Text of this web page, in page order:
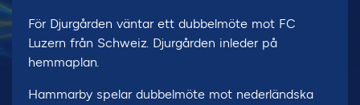
För Djurgården väntar ett dubbelmöte mot FC
Luzern från Schweiz. Djurgården inleder på
hemmaplan.
Hammarby spelar dubbelmöte mot nederländska